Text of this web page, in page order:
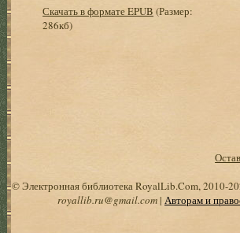
Скачать в формате EPUB (Размер:
286кб)
© Электронная библиотека RoyalLib.Com, 2010-
royallib.ru@gmail.com| Авторам и